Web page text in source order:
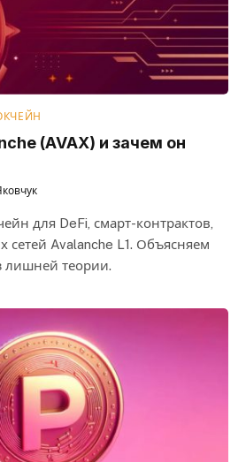
(AVAX) и зачем он
для DeFi, смарт-контрактов,
сетей Avalanche L1. Объясняем
лишней теории.